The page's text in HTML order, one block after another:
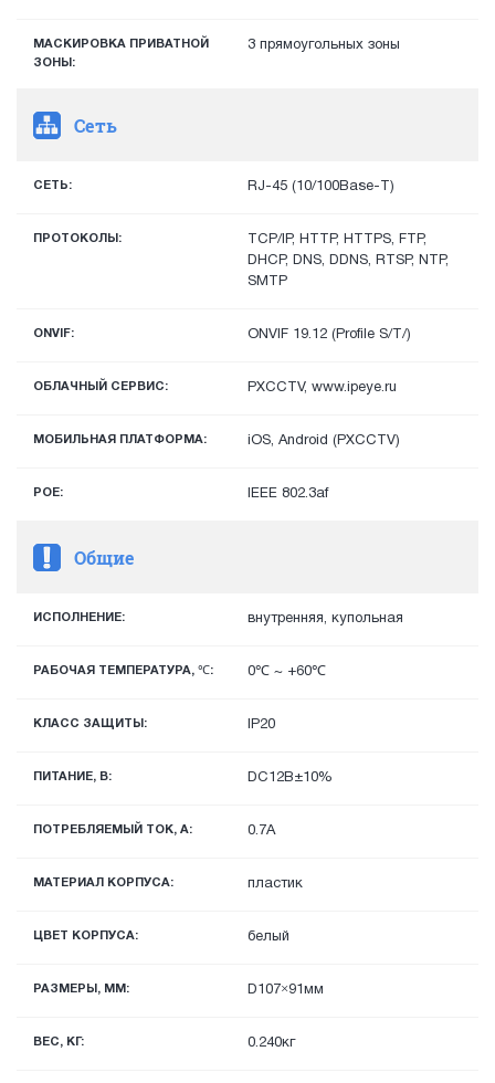
МАСКИРОВКА ПРИВАТНОЙ
ЗОНЫ:
3 прямоугольных зоны
Сеть
СЕТЬ: RJ-45 (10/100Base-T)
ПРОТОКОЛЫ:
TCP/IP, HTTP, HTTPS, FTP,
DHCP, DNS, DDNS, RTSP, NTP,
SMTP
ONVIF: ONVIF 19.12 (Profile S/T/)
ОБЛАЧНЫЙ СЕРВИС: PXCCTV, www.ipeye.ru
МОБИЛЬНАЯ ПЛАТФОРМА: iOS, Android (PXCCTV)
POE: IEEE 802.3af
Общие
ИСПОЛНЕНИЕ: внутренняя, купольная
РАБОЧАЯ ТЕМПЕРАТУРА, ℃: 0℃ ~ +60℃
КЛАСС ЗАЩИТЫ: IP20
ПИТАНИЕ, В: DC12В±10%
ПОТРЕБЛЯЕМЫЙ ТОК, А: 0.7А
МАТЕРИАЛ КОРПУСА: пластик
ЦВЕТ КОРПУСА: белый
РАЗМЕРЫ, ММ: D107×91мм
ВЕС, КГ: 0.240кг